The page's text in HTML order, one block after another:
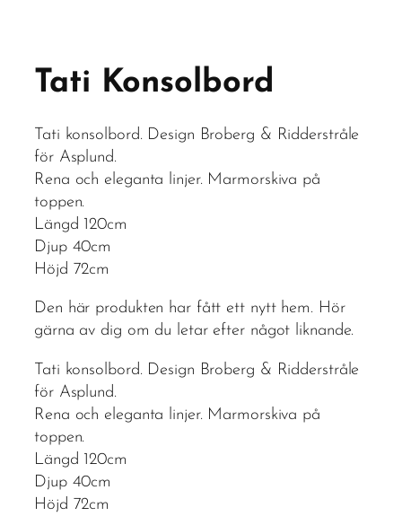
Tati Konsolbord
Tati konsolbord. Design Broberg & Ridderstråle
för Asplund.
Rena och eleganta linjer. Marmorskiva på
toppen.
Längd 120cm
Djup 40cm
Höjd 72cm
Den här produkten har fått ett nytt hem. Hör
gärna av dig om du letar efter något liknande.
Tati konsolbord. Design Broberg & Ridderstråle
för Asplund.
Rena och eleganta linjer. Marmorskiva på
toppen.
Längd 120cm
Djup 40cm
Höjd 72cm